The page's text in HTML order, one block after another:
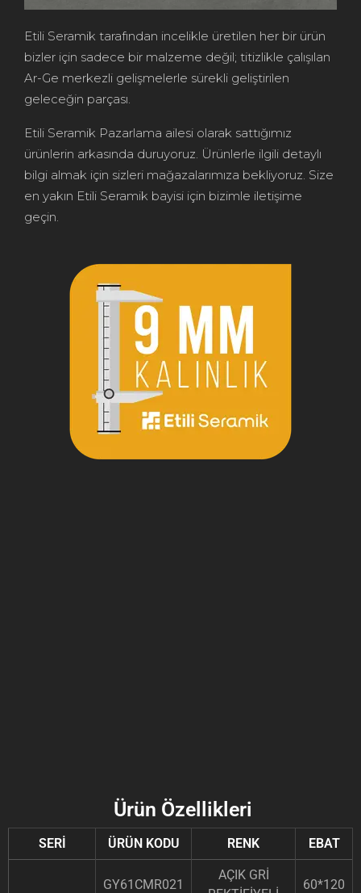
Etili Seramik tarafından incelikle üretilen her bir ürün
bizler için sadece bir malzeme değil; titizlikle çalışılan
Ar-Ge merkezli gelişmelerle sürekli geliştirilen
geleceğin parçası.
Etili Seramik Pazarlama ailesi olarak sattığımız
ürünlerin arkasında duruyoruz. Ürünlerle ilgili detaylı
bilgi almak için sizleri mağazalarımıza bekliyoruz. Size
en yakın Etili Seramik bayisi için bizimle iletişime
geçin.
Ürün Özellikleri
SERİ ÜRÜN KODU RENK EBAT
GY61CMR021
AÇIK GRİ
60*120